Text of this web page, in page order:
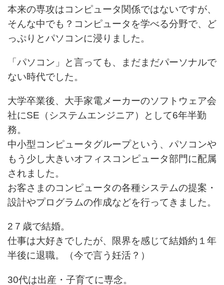
本来の専攻はコンピュータ関係ではないですが、
そんな中でも？コンピュータを学べる分野で、ど
っぷりとパソコンに浸りました。
「パソコン」と言っても、まだまだパーソナルで
ない時代でした。
大学卒業後、大手家電メーカーのソフトウェア会
社にSE（システムエンジニア）として6年半勤
務。
中小型コンピュータグループという、パソコンや
もう少し大きいオフィスコンピュータ部門に配属
されました。
お客さまのコンピュータの各種システムの提案・
設計やプログラムの作成などを行ってきました。
2７歳で結婚。
仕事は大好きでしたが、限界を感じて結婚約１年
半後に退職。（今で言う妊活？）
30代は出産・子育てに専念。